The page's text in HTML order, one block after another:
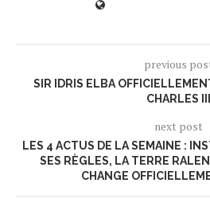
previous
SIR IDRIS ELBA
CHARLES III
next post
LES 4 ACTUS DE LA SEMAINE :
SES RÈGLES, LA TERRE
CHANGE